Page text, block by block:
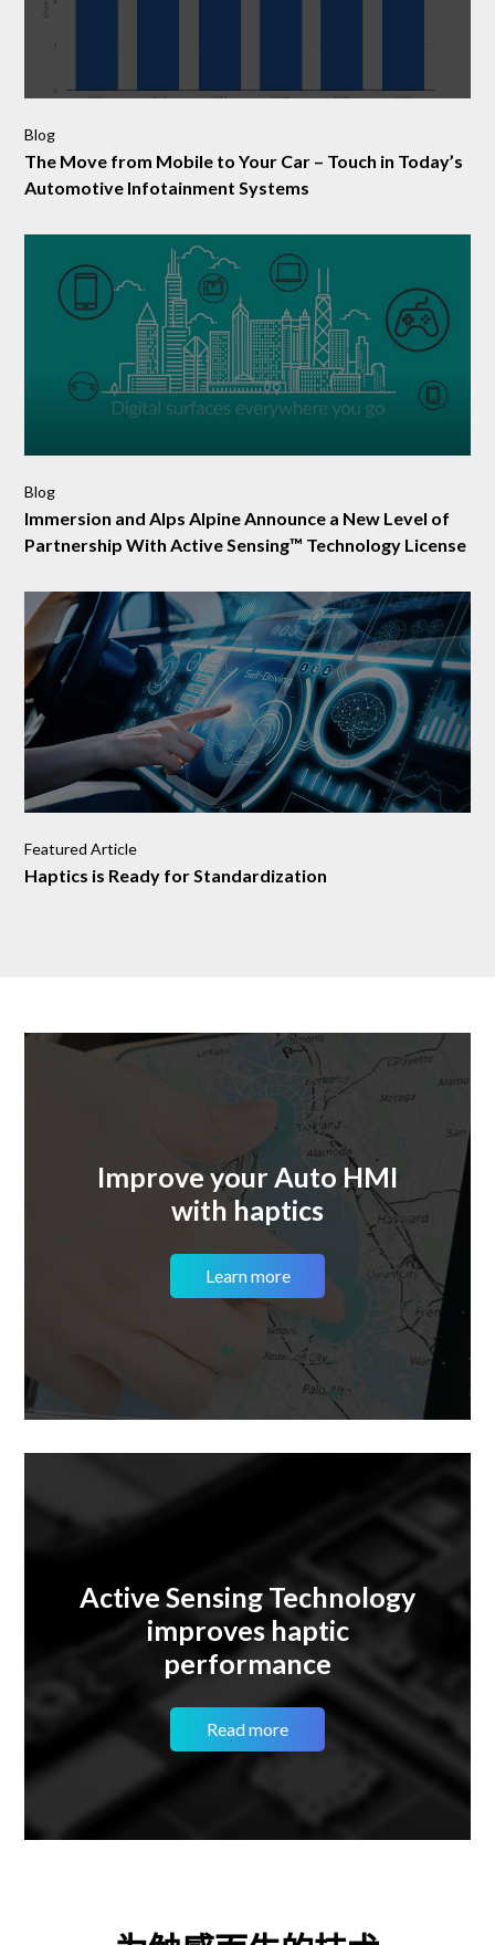
Blog
The Move from Mobile to Your Car – Touch in Today’s
Automotive Infotainment Systems
Blog
Immersion and Alps Alpine Announce a New Level of
Partnership With Active Sensing™ Technology License
Featured Article
Haptics is Ready for Standardization
Improve your Auto HMI
with haptics
Learn more
Active Sensing Technology
improves haptic
performance
Read more